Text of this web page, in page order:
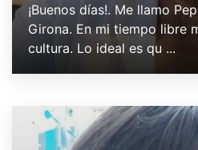
¡Buenos días!. Me llamo
Girona. En mi tiempo libre
cultura. Lo ideal es qu ...